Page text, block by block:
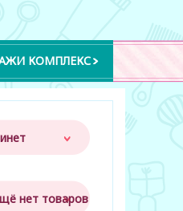
КОМПЛЕКС
нет товаров